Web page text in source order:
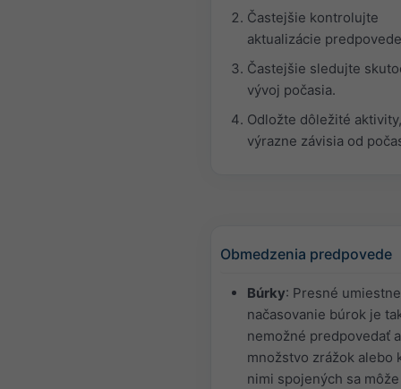
Častejšie kontrolujte
aktualizácie
Častejšie sledujte
vývoj počasia.
Odložte dôležité
výrazne závisia od
Obmedzenia predpovede
Búrky: Presné
načasovanie búrok je
nemožné predpovedať a
množstvo zrážok alebo
nimi spojených sa môže